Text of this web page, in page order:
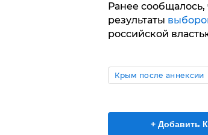
Ранее
результаты
российской
Крым после аннексии
+ Добавить